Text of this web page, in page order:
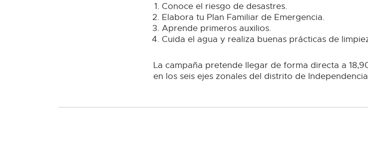
Conoce el riesgo de desastres.
Elabora tu Plan Familiar de Emergencia.
Aprende primeros auxilios.
Cuida el agua y realiza buenas prácticas de
La campaña pretende llegar de forma directa a
en los seis ejes zonales del distrito de